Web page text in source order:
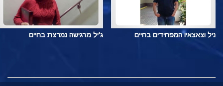
ניל וצאצאיו המפחידים בחיים ג'יל מרגישה נמרצת בחיים